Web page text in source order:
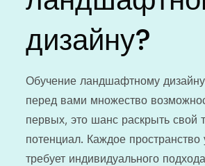
дизайну?
Обучение ландшафтному
перед вами множество
первых, это шанс раскрыть свой
потенциал. Каждое пространство
требует индивидуального